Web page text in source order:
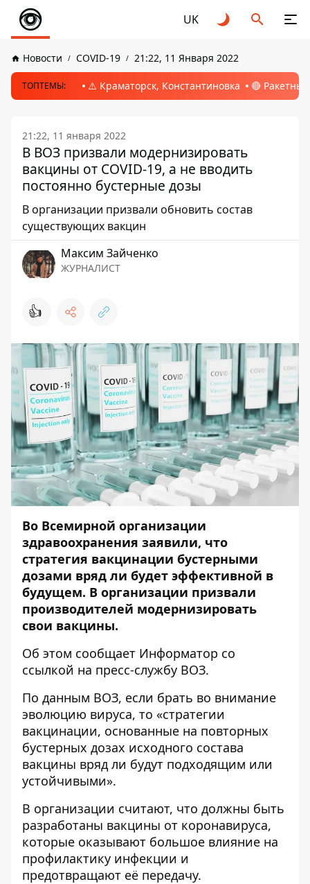
UK
Новости COVID-19 21:22, 11 Января 2022
ТОПТЕМЫ: ⚠️ Краматорск, Константиновка 🔴
21:22, 11 января 2022
В ВОЗ призвали модернизировать
вакцины от COVID-19, а не вводить
постоянно бустерные дозы
В организации призвали обновить состав
существующих вакцин
Максим Зайченко
ЖУРНАЛИСТ
👍
Во Всемирной организации
здравоохранения заявили, что
стратегия вакцинации бустерными
дозами вряд ли будет эффективной в
будущем. В организации призвали
производителей модернизировать
свои вакцины.
Об этом сообщает Информатор со
ссылкой на пресс-службу ВОЗ.
По данным ВОЗ, если брать во внимание
эволюцию вируса, то «стратегии
вакцинации, основанные на повторных
бустерных дозах исходного состава
вакцины вряд ли будут подходящим или
устойчивыми».
В организации считают, что должны быть
разработаны вакцины от коронавируса,
которые оказывают большое влияние на
профилактику инфекции и
предотвращают её передачу.